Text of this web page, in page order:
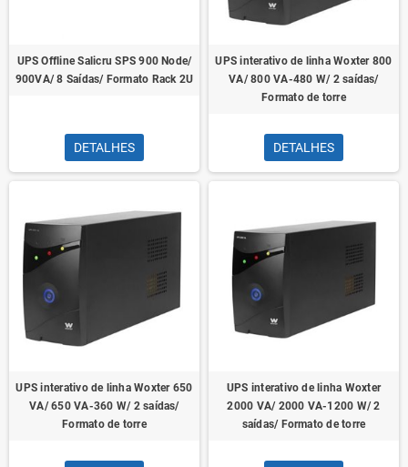
UPS Offline Salicru SPS 900 Node/
900VA/ 8 Saídas/ Formato Rack 2U
DETALHES
UPS interativo de linha Woxter 800
VA/ 800 VA-480 W/ 2 saídas/
Formato de torre
DETALHES
UPS interativo de linha Woxter 650
VA/ 650 VA-360 W/ 2 saídas/
Formato de torre
UPS interativo de linha Woxter
2000 VA/ 2000 VA-1200 W/ 2
saídas/ Formato de torre